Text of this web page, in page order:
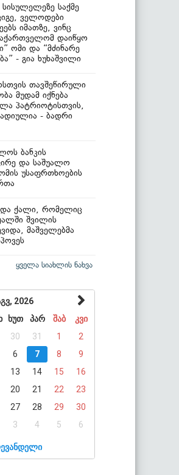
სისულელეზე საქმე
ველოდები
იმათზე, ვინც
დაიწყო
ომი და “მძინარე
- გია ხუხაშვილი
თავშეწირული
მუდამ იქნება
პატრიოტისთვის,
- ბადრი
ბანკის
და საშუალო
უსაფრთხოების
ქალი, რომელიც
შვილის
მაშველებმა
ყველა სიახლის ნახვა
2026
ხუთ პარ შაბ
კვი
30 31 1
2
6 7 8
9
13 14 15
16
20 21 22
23
27 28 29
30
3 4 5 6